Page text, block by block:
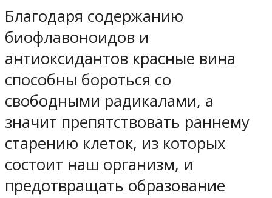
Благодаря содержанию
биофлавоноидов и
антиоксидантов красные вина
способны бороться со
свободными радикалами, а
значит препятствовать раннему
старению клеток, из которых
состоит наш организм, и
предотвращать образование